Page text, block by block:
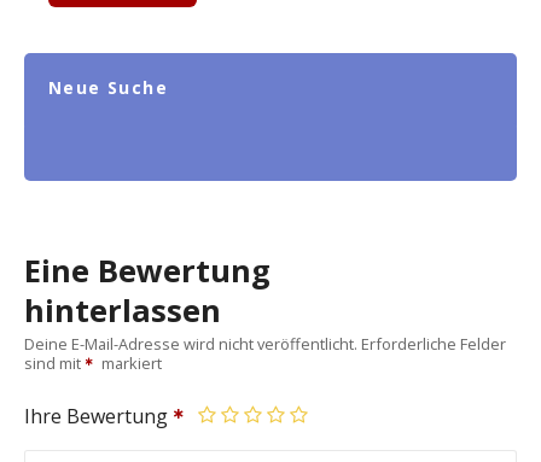
Neue Suche
Eine Bewertung
hinterlassen
Deine E-Mail-Adresse wird nicht veröffentlicht. Erforderliche Felder
sind mit
markiert
Ihre Bewertung